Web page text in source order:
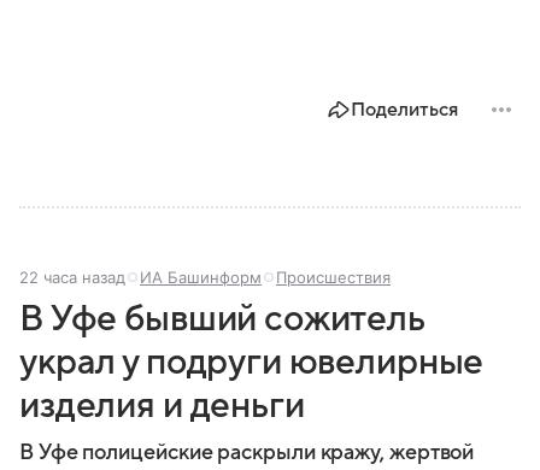
Поделиться
22 часа назад ИА Башинформ Происшествия
В Уфе бывший сожитель
украл у подруги ювелирные
изделия и деньги
В Уфе полицейские раскрыли кражу, жертвой